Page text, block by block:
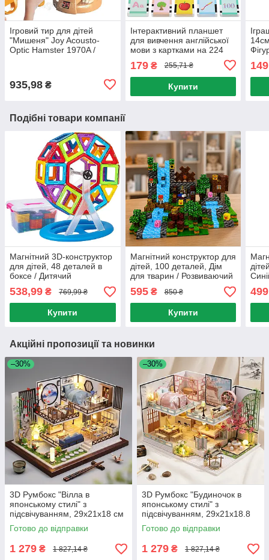
Ігровий тир для дітей
"Мишеня" Joy Acousto-
Optic Hamster 1970A /
935,98 ₴
Інтерактивний планшет
для вивчення англійської
мови з картками на 224
слова / Дитячі розвиваючі
картки
179₴ 255,71 ₴
Купити
Подібні товари компанії
Магнітний 3D-конструктор
для дітей, 48 деталей в
боксе / Дитячий
конструктор на магнітах /
Конструктор розвиваючий
538,99 ₴ 769,99 ₴
Купити
Магнітний конструктор для
дітей, 100 деталей, Дім
для тварин / Розвиваючий
конструктор / Конструктор
на магнітах
595₴ 850 ₴
Купити
на
499
Акційні пропозиції та новинки
–30%
3D Румбокс "Вілла в
японському стилі" з
підсвічуванням, 29х21х18 см
/ Інтер'єрний конструктор /
3D-конструктор
Готово до відправки
1 279 ₴ 1 827,14 ₴
–30%
3D Румбокс "Будиночок в
японському стилі" з
підсвічуванням, 29х21х18.8
см / 3D Інтер'єрний
конструктор / 3D-конструктор-
румбокс
Готово до відправки
1 279 ₴ 1 827,14 ₴